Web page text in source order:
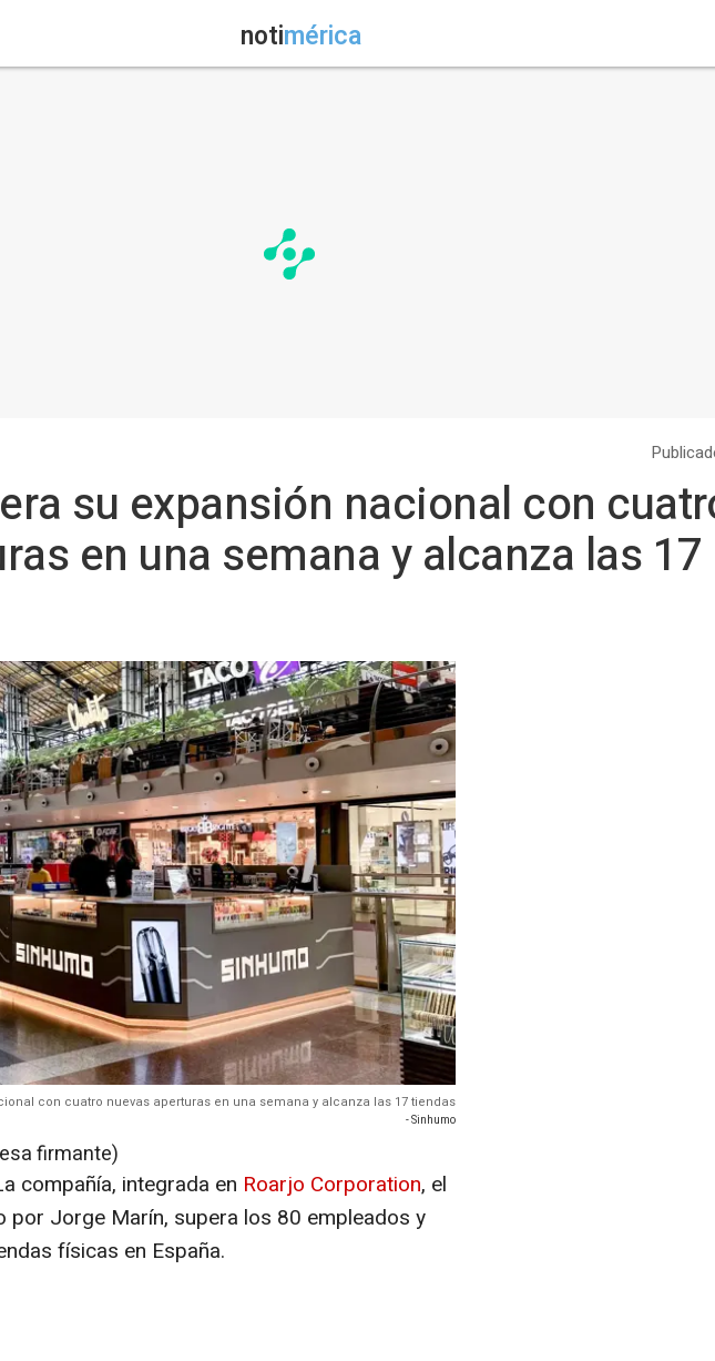
notimérica
su expansión nacional con
en una semana y alcanza las 17
con cuatro nuevas aperturas en una semana y alcanza las 17 tiendas
- Sinhumo
firmante)
compañía, integrada en Roarjo Corporation, el
por Jorge Marín, supera los 80 empleados y
físicas en España.